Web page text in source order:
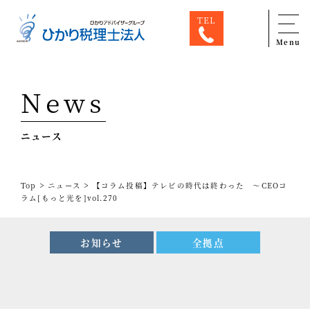
TEL
Menu
専門家一覧
ひかり税理士法人について
サービス
スタッフ紹介
News
ニュース
Top > ニュース >
【コラム投稿】テレビの時代は終わった ～CEOコ
ラム[もっと光を]vol.270
お知らせ 全拠点